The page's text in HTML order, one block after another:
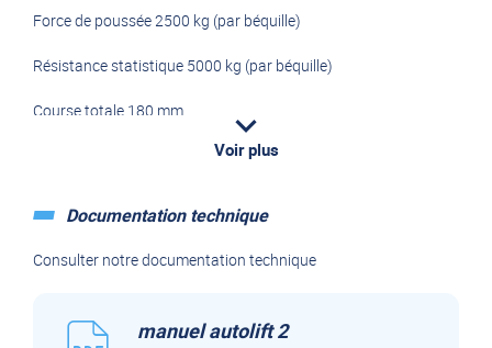
Force de poussée 2500 kg (par béquille)
Résistance statistique 5000 kg (par béquille)
Course totale 180 mm
Course utile de levage 150 mm
système)
Voir plus
Documentation technique
Consulter notre documentation technique
manuel autolift 2